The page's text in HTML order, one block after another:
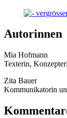
Autorinnen
Mia Hofmann
Texterin,
Zita Bauer
Kommunikatorin